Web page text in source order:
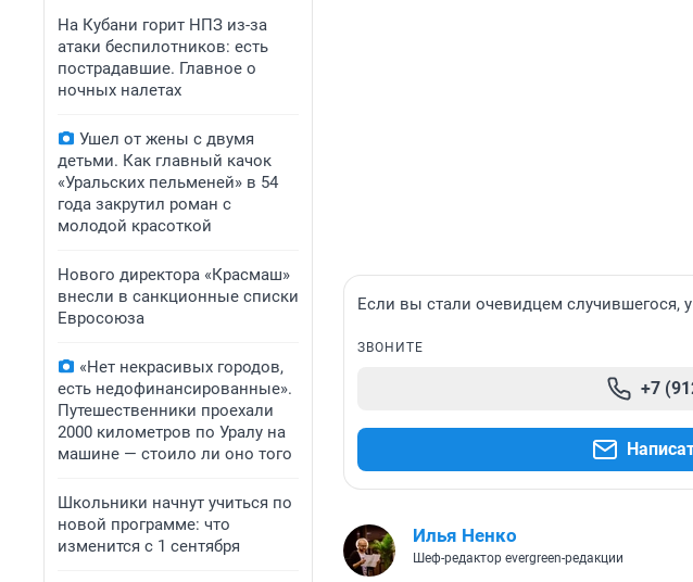
На Кубани горит НПЗ из-за
атаки беспилотников: есть
пострадавшие. Главное о
ночных налетах
Ушел от жены с двумя
детьми. Как главный качок
«Уральских пельменей» в 54
года закрутил роман с
молодой красоткой
Нового директора «Красмаш»
внесли в санкционные списки
Евросоюза
«Нет некрасивых городов,
есть недофинансированные».
Путешественники проехали
2000 километров по Уралу на
машине — стоило ли оно того
Школьники начнут учиться по
новой программе: что
изменится с 1 сентября
Если вы стали очевидцем случившегося,
ЗВОНИТЕ
+7
Илья Ненко
Шеф-редактор evergreen-редакции